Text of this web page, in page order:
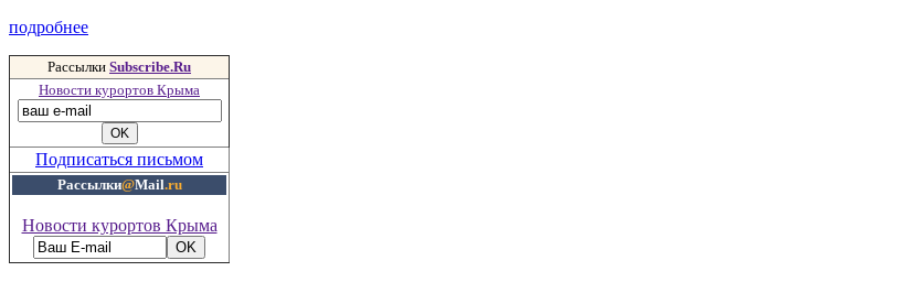
подробнее
Рассылки Subscribe.Ru
Новости курортов Крыма
Подписаться письмом
Рассылки@Mail.ru
Новости курортов Крыма